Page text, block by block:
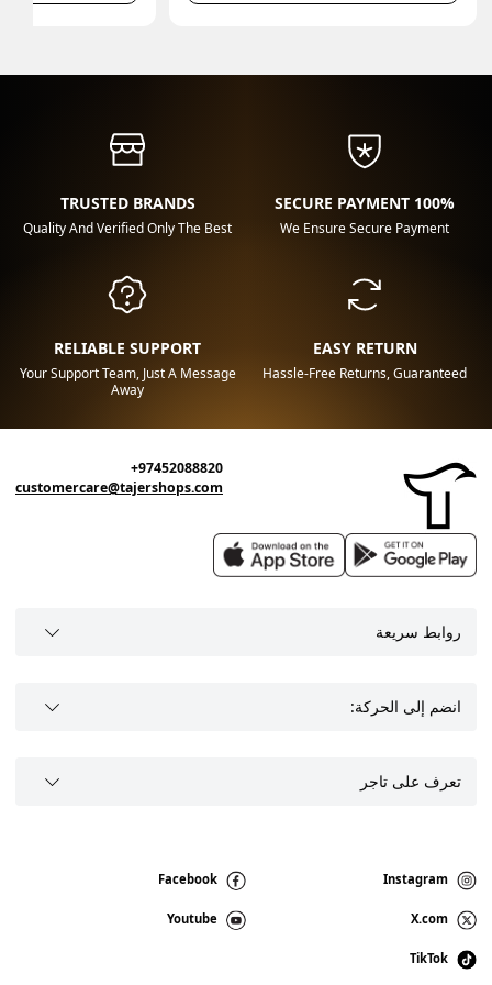
100% SECURE PAYMENT
We Ensure Secure Payment
TRUSTED BRANDS
Quality And Verified Only The Best
EASY RETURN
Hassle-Free Returns, Guaranteed
RELIABLE SUPPORT
Your Support Team, Just A Message
Away
+97452088820
customercare@tajershops.com
روابط سريعة
انضم إلى الحركة:
تعرف على تاجر
Instagram
Facebook
X.com
Youtube
TikTok